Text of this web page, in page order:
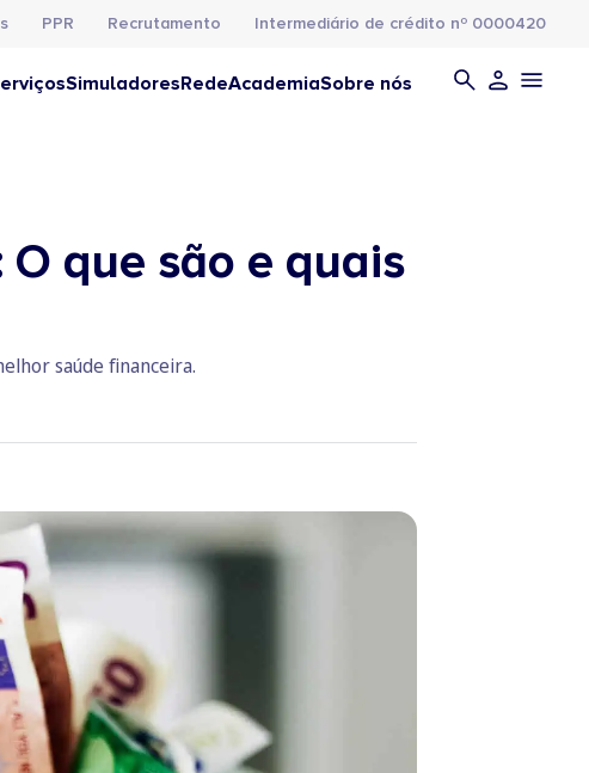
PPR Recrutamento Intermediário de crédito nº 0000420
SimuladoresRedeAcademiaSobre nós
que são e quais
saúde financeira.